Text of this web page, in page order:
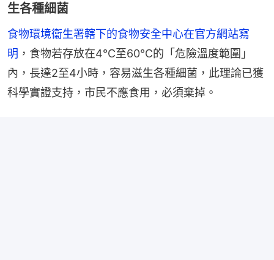
生各種細菌
食物環境衞生署轄下的食物安全中心在官方網站寫
明 ，食物若存放在4℃至60℃的「危險溫度範圍」
內，長達2至4小時，容易滋生各種細菌，此理論已獲
科學實證支持，市民不應食用，必須棄掉。